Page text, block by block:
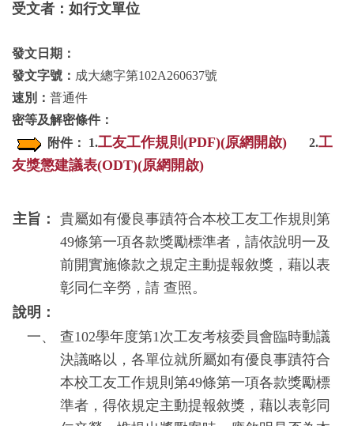
校園流浪動物
本組業務(Q&A)
受文者：如行文單位
發文日期：
發文字號： 成大總字第102A260637號
速別： 普通件
密等及解密條件：
附件：
1.工友工作規則(PDF)(原網開啟) 2.工
友獎懲建議表(ODT)(原網開啟)
主旨：
貴屬如有優良事蹟符合本校工友工作規則第
49條第一項各款獎勵標準者，請依說明一及
前開實施條款之規定主動提報敘獎，藉以表
彰同仁辛勞，請 查照。
說明：
一、
查102學年度第1次工友考核委員會臨時動議
決議略以，各單位就所屬如有優良事蹟符合
本校工友工作規則第49條第一項各款獎勵標
準者，得依規定主動提報敘獎，藉以表彰同